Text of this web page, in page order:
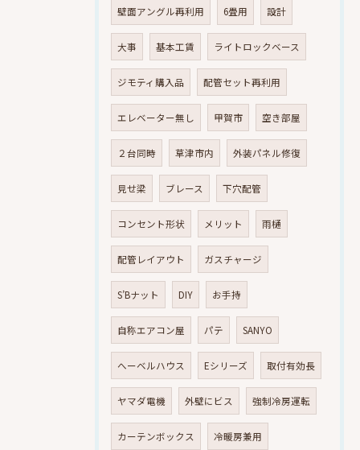
壁面アングル再利用 6畳用 設計
大事 基本工賃 ライトロックベース
ジモティ購入品 配管セット再利用
エレベーター無し 甲賀市 空き部屋
２台同時 草津市内 外装パネル修復
見せ梁 ブレース 下穴配管
コンセント形状 メリット 雨樋
配管レイアウト ガスチャージ
S’Bナット DIY お手持
自称エアコン屋 パテ SANYO
へーベルハウス Eシリーズ 取付有効長
ヤマダ電機 外壁にビス 強制冷房運転
カーテンボックス 冷暖房兼用